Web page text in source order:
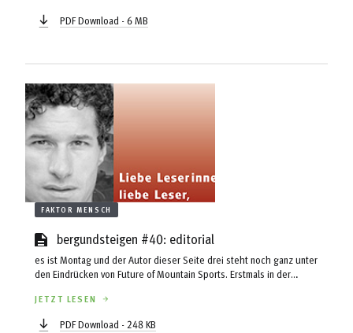
PDF Download - 6 MB
FAKTOR MENSCH
bergundsteigen #40: editorial
es ist Montag und der Autor dieser Seite drei steht noch ganz unter
den Eindrücken von Future of Mountain Sports. Erstmals in der
Experiment gewagt, die grundlegenden Werte für das Wandern,
Klettern und Bergsteigen zu formulieren und Leitlinien für das
JETZT LESEN
PDF Download - 248 KB